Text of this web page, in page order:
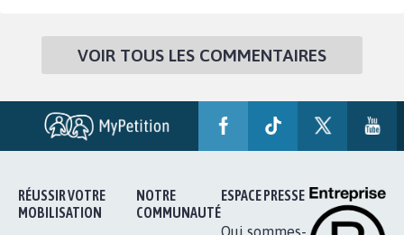
VOIR TOUS LES COMMENTAIRES
RÉUSSIR VOTRE
MOBILISATION
NOTRE
COMMUNAUTÉ
ESPACE PRESSE
Qui sommes-